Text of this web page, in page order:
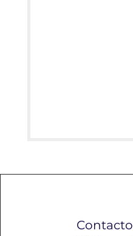
Contacto